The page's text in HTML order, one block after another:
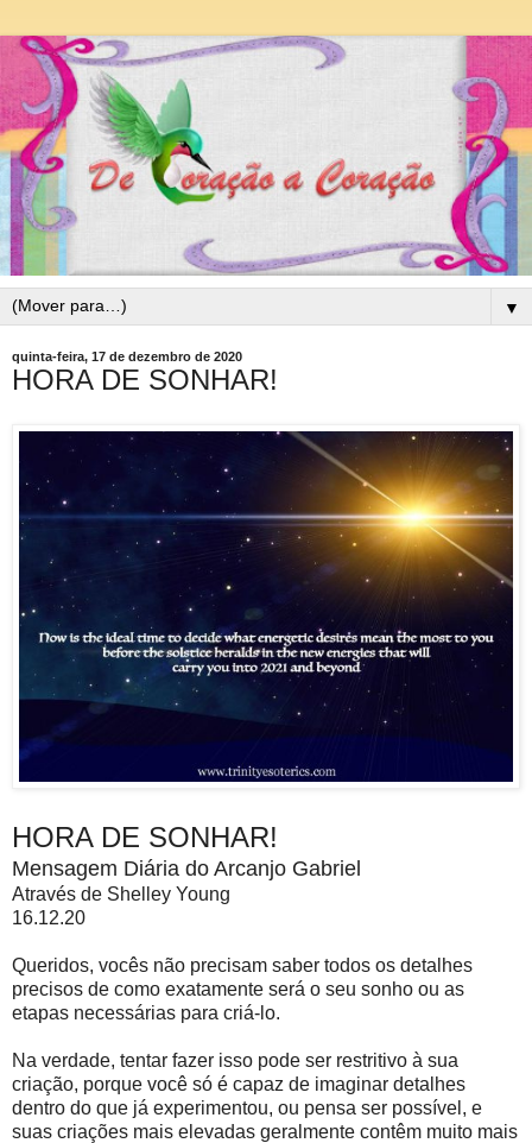
▼
quinta-feira, 17 de dezembro de 2020
HORA DE SONHAR!
HORA DE SONHAR!
Mensagem Diária do Arcanjo Gabriel
Através de Shelley Young
16.12.20
Queridos, vocês não precisam saber todos os detalhes
precisos de como exatamente será o seu sonho ou as
etapas necessárias para criá-lo.
Na verdade, tentar fazer isso pode ser restritivo à sua
criação, porque você só é capaz de imaginar detalhes
dentro do que já experimentou, ou pensa ser possível, e
suas criações mais elevadas geralmente contêm muito mais